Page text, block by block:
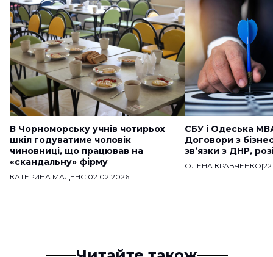
В Чорноморську учнів чотирьох
шкіл годуватиме чоловік
чиновниці, що працював на
«скандальну» фірму
КАТЕРИНА МАДЕНС|02.02.2026
СБУ і Одеська
Договори з
звʼязки з ДНР,
ОЛЕНА КРАВЧЕНКО|